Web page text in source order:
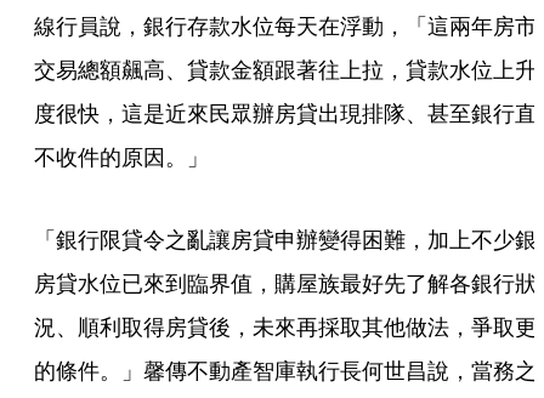
線行員說，銀行存款水位每天在浮動，「這兩年房市
交易總額飆高、貸款金額跟著往上拉，貸款水位上升
度很快，這是近來民眾辦房貸出現排隊、甚至銀行直
不收件的原因。」
「銀行限貸令之亂讓房貸申辦變得困難，加上不少銀
房貸水位已來到臨界值，購屋族最好先了解各銀行狀
況、順利取得房貸後，未來再採取其他做法，爭取更
的條件。」馨傳不動產智庫執行長何世昌說，當務之